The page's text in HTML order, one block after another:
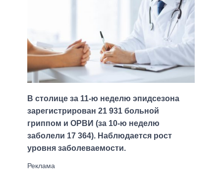
В столице за 11-ю неделю эпидсезона
зарегистрирован 21 931 больной
гриппом и ОРВИ (за 10-ю неделю
заболели 17 364). Наблюдается рост
уровня заболеваемости.